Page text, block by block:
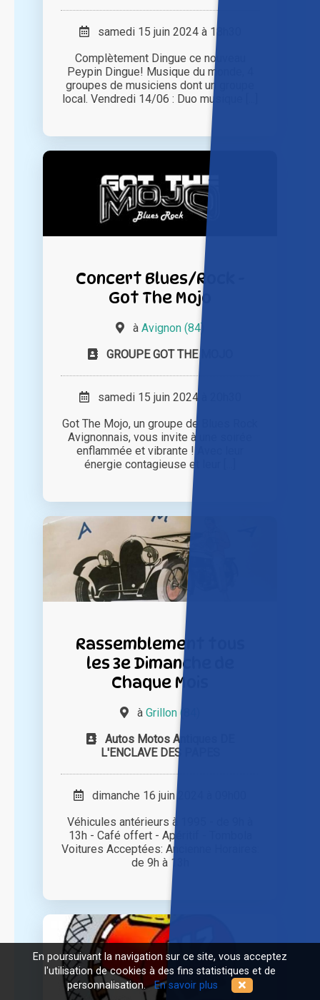
samedi 15 juin 2024 à 18h30
Complètement Dingue ce nouveau
Peypin Dingue! Musique du monde, 4
groupes de musiciens dont un groupe
local. Vendredi 14/06 : Duo musique [...]
Concert Blues/Rock -
Got The Mojo
à Avignon (84)
GROUPE GOT THE MOJO
samedi 15 juin 2024 à 20h30
Got The Mojo, un groupe de Blues Rock
Avignonnais, vous invite à une soirée
enflammée et vibrante ! Avec leur
énergie contagieuse et leur [...]
Rassemblement tous
les 3e Dimanche de
Chaque Mois
à Grillon (84)
Autos Motos Antiques DE
L'ENCLAVE DES PAPES
dimanche 16 juin 2024 à 09h00
Véhicules antérieurs à 1995 - de 9h à
13h - Café offert - Apéritif - Tombola
Voitures Acceptées: Ancienne Horaires:
de 9h à 13h
En poursuivant la navigation sur ce site, vous acceptez
l'utilisation de cookies à des fins statistiques et de
personnalisation.En savoir plus